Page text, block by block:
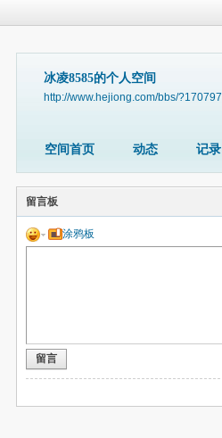
冰凌8585的个人空间
http://www.hejiong.com/bbs/?170797
空间首页 动态 记录
留言板
涂鸦板
留言